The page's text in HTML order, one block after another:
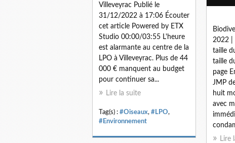
Villeveyrac Publié le
31/12/2022 à 17:06 Écouter
cet article Powered by ETX
Studio 00:00/03:55 L'heure
est alarmante au centre de la
LPO à Villeveyrac. Plus de 44
000 € manquent au budget
pour continuer sa...
Lire la suite
Tag(s) : #Oiseaux, #LPO,
#Environnement
2022 |
taille
taille
page
JMP
huit
avec
Lire